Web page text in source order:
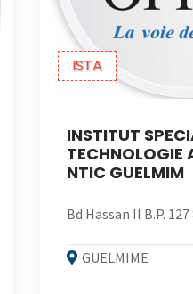
ISTA
INSTITUT
TECHNOLOGIE
NTIC GUELMIM
Bd Hassan II B.P.
GUELMIME